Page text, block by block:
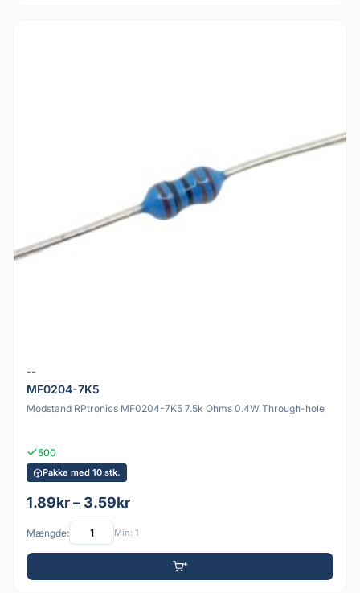
--
MF0204-7K5
Modstand RPtronics MF0204-7K5 7.5k Ohms 0.4W Through-hole
500
Pakke med 10 stk.
1.89kr – 3.59kr
Mængde: Min: 1